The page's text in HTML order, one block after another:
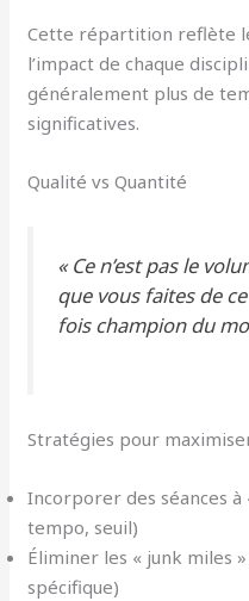
Cette répartition reflète
l’impact de chaque
généralement plus de
significatives.
Qualité vs Quantité
« Ce n’est pas le
que vous faites de
fois champion du
Stratégies pour
Incorporer des séances
tempo, seuil)
Éliminer les « junk miles
spécifique)